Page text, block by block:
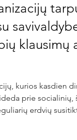
klausimų
kurios kasdien
prie
erdvių